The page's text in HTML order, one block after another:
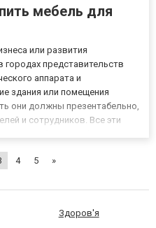
мебель для
или развития
представительств
аппарата и
здания или помещения
они должны презентабельно,
и сотрудников. Все эти
4 5 »
Здоров'я